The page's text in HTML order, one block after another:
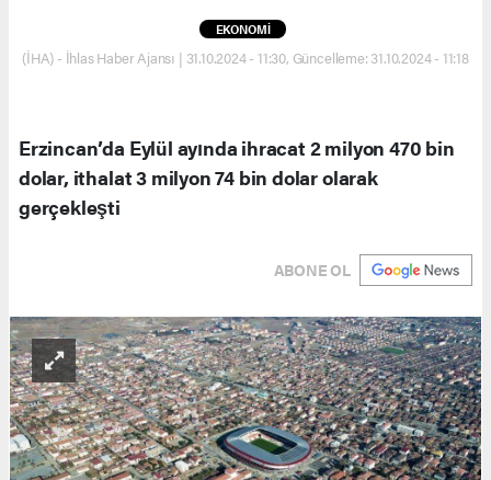
EKONOMİ
(İHA) - İhlas Haber Ajansı | 31.10.2024 - 11:30, Güncelleme: 31.10.2024 - 11:18
Erzincan’da Eylül ayında ihracat 2 milyon 470 bin
dolar, ithalat 3 milyon 74 bin dolar olarak
gerçekleşti
ABONE OL